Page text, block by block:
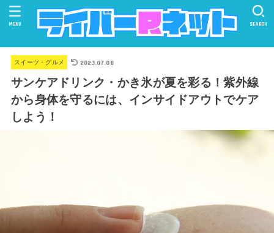
SEARCH
MENU
スイーツ・グルメ 2023.07.08
サンケアドリンク・かき氷が夏を彩る！紫外線
から身体を守るには、インサイドアウトでケア
しよう！